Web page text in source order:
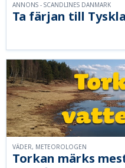
Ta färjan till
ANNONS - SCANDLINES DANMARK
Torkan märks
VÄDER, METEOROLOGEN